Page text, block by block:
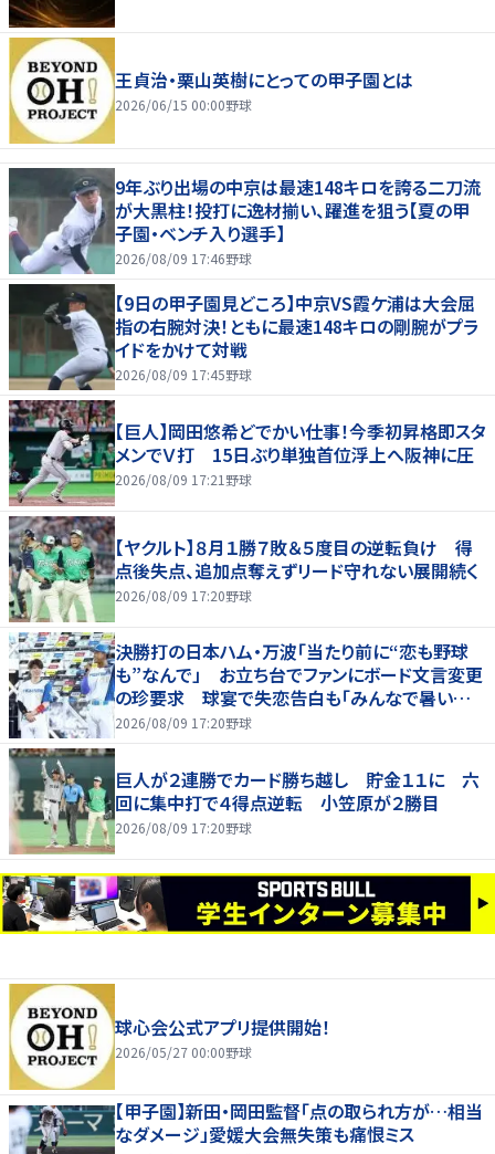
王貞治・栗山英樹にとっての甲子園とは
2026/06/15 00:00野球
9年ぶり出場の中京は最速148キロを誇る二刀流
が大黒柱！投打に逸材揃い、躍進を狙う【夏の甲
子園・ベンチ入り選手】
2026/08/09 17:46野球
【9日の甲子園見どころ】中京VS霞ケ浦は大会屈
指の右腕対決！ともに最速148キロの剛腕がプラ
イドをかけて対戦
2026/08/09 17:45野球
【巨人】岡田悠希どでかい仕事！今季初昇格即スタ
メンでＶ打 15日ぶり単独首位浮上へ阪神に圧
2026/08/09 17:21 野球
【ヤクルト】８月１勝７敗＆５度目の逆転負け 得
点後失点、追加点奪えずリード守れない展開続く
2026/08/09 17:20野球
決勝打の日本ハム・万波「当たり前に“恋も野球
も”なんで」 お立ち台でファンにボード文言変更
の珍要求 球宴で失恋告白も「みんなで暑い夏
にしましょう！」
2026/08/09 17:20野球
巨人が２連勝でカード勝ち越し 貯金１１に 六
回に集中打で４得点逆転 小笠原が２勝目
2026/08/09 17:20野球
球心会公式アプリ提供開始！
2026/05/27 00:00野球
【甲子園】新田・岡田監督「点の取られ方が…相当
なダメージ」愛媛大会無失策も痛恨ミス